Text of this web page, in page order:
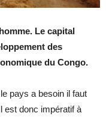
Le capital
des
du Congo.
pays a besoin il faut
est donc impératif à